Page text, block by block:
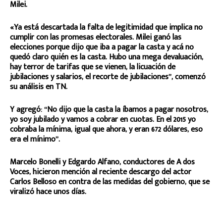
Milei.
«Ya está descartada la falta de legitimidad que implica no
cumplir con las promesas electorales. Milei ganó las
elecciones porque dijo que iba a pagar la casta y acá no
quedó claro quién es la casta. Hubo una mega devaluación,
hay terror de tarifas que se vienen, la licuación de
jubilaciones y salarios, el recorte de jubilaciones”, comenzó
su análisis en TN.
Y agregó: “No dijo que la casta la íbamos a pagar nosotros,
yo soy jubilado y vamos a cobrar en cuotas. En el 2015 yo
cobraba la mínima, igual que ahora, y eran 672 dólares, eso
era el mínimo”.
Marcelo Bonelli y Edgardo Alfano, conductores de A dos
Voces, hicieron mención al reciente descargo del actor
Carlos Belloso en contra de las medidas del gobierno, que se
viralizó hace unos días.